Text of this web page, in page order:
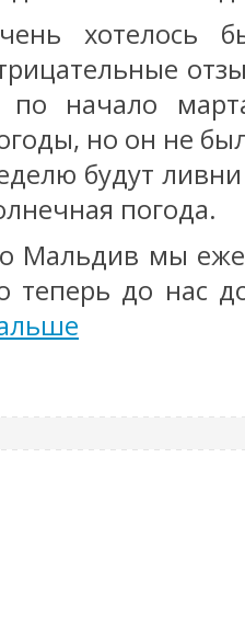
хотелось
по начало
но он не
будут
погода.
Мальдив мы
теперь до нас